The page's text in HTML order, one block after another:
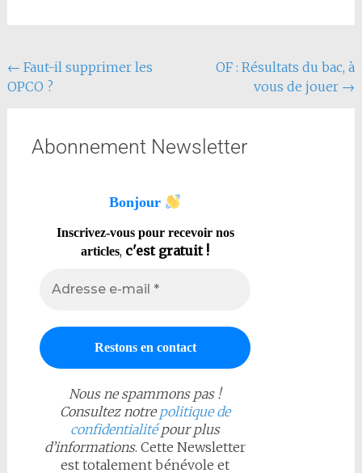
← Faut-il supprimer les
OPCO ?
OF : Résultats du bac, à
vous de jouer →
Abonnement Newsletter
Bonjour
Inscrivez-vous pour recevoir nos
articles, c'est gratuit !
Nous ne spammons pas !
Consultez notrepolitique de
confidentialitépour plus
d’informations. Cette Newsletter
est totalement bénévole et